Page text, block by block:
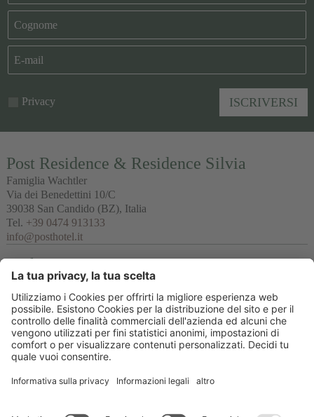
Privacy ISCRIVERSI
Post Residence & Residence Silvia
Famiglia Wachtler
Via dei Benedettini 10/C
39038 San Candido (BZ), Italia
Tel. +39 0474 913133
info@posthotel.it
Links
Recensioni
Partner
© 2026 Posthotel & Residence Srl
Part. IVA IT02335660219
IT021077B4GZ23OVFB